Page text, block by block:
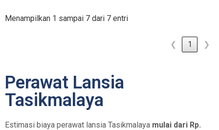
Menampilkan 1 sampai 7 dari 7 entri
❮ 1 ❯
Perawat Lansia
Tasikmalaya
Estimasi biaya perawat lansia Tasikmalaya mulai dari Rp.